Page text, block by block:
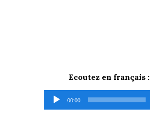
Ecoutez en français :
Lecteur
audio
00:00